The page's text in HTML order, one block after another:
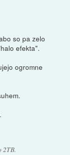
so pa zelo
efekta".
ogromne
2TB.